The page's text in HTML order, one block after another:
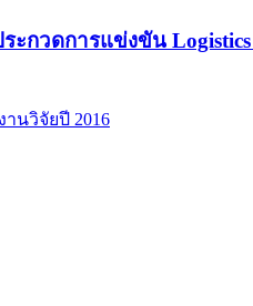
กวดการแข่งขัน
งานวิจัยปี 2016